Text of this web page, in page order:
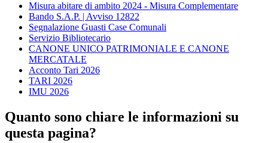
Misura abitare di ambito 2024 - Misura Complementare
Bando S.A.P. | Avviso 12822
Segnalazione Guasti Case Comunali
Servizio Bibliotecario
CANONE UNICO PATRIMONIALE E CANONE
MERCATALE
Acconto Tari 2026
TARI 2026
IMU 2026
Quanto sono chiare le informazioni su
questa pagina?